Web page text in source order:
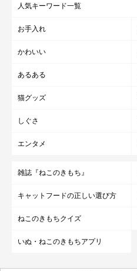
人気キーワード一覧
お手入れ
かわいい
あるある
猫グッズ
しぐさ
エンタメ
雑誌『ねこのきもち』
キャットフードの正しい選び方
ねこのきもちクイズ
いぬ・ねこのきもちアプリ